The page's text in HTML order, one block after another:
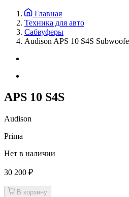
Главная
Техника для авто
Сабвуферы
Audison APS 10 S4S
APS 10 S4S
Audison
Prima
Нет в наличии
30 200 ₽
В корзину